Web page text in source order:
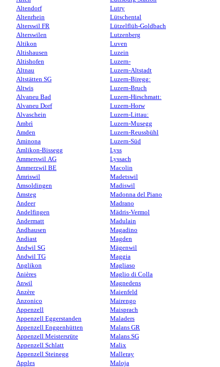
Altendorf
Altenrhein
Alterswil FR
Alterswilen
Altikon
Altishausen
Altishofen
Altnau
Altstätten SG
Altwis
Alvaneu Bad
Alvaneu Dorf
Alvaschein
Ambrì
Amden
Aminona
Amlikon-Bissegg
Ammerswil AG
Ammerzwil BE
Amriswil
Amsoldingen
Amsteg
Andeer
Andelfingen
Andermatt
Andhausen
Andiast
Andwil SG
Andwil TG
Anglikon
Anières
Anwil
Anzère
Anzonico
Appenzell
Appenzell Eggerstanden
Appenzell Enggenhütten
Appenzell Meistersrüte
Appenzell Schlatt
Appenzell Steinegg
Apples
Lutry
Lütschental
Lützelflüh-Goldbach
Lutzenberg
Luven
Luzein
Luzern-
Luzern-Altstadt
Luzern-Biregg:
Luzern-Bruch
Luzern-Hirschmatt:
Luzern-Horw
Luzern-Littau:
Luzern-Musegg
Luzern-Reussbühl
Luzern-Süd
Lyss
Lyssach
Macolin
Madetswil
Madiswil
Madonna del Piano
Madrano
Mädris-Vermol
Madulain
Magadino
Magden
Mägenwil
Maggia
Magliaso
Maglio di Colla
Magnedens
Maienfeld
Mairengo
Maisprach
Maladers
Malans GR
Malans SG
Malix
Malleray
Maloja